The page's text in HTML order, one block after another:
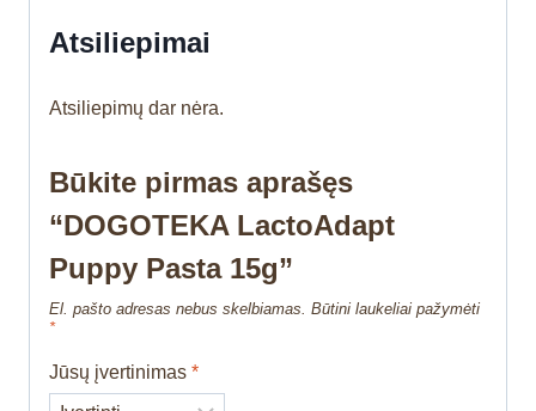
Atsiliepimai
Atsiliepimų dar nėra.
Būkite pirmas aprašęs
“DOGOTEKA LactoAdapt
Puppy Pasta 15g”
El. pašto adresas nebus skelbiamas. Būtini laukeliai pažymėti
*
Jūsų įvertinimas *